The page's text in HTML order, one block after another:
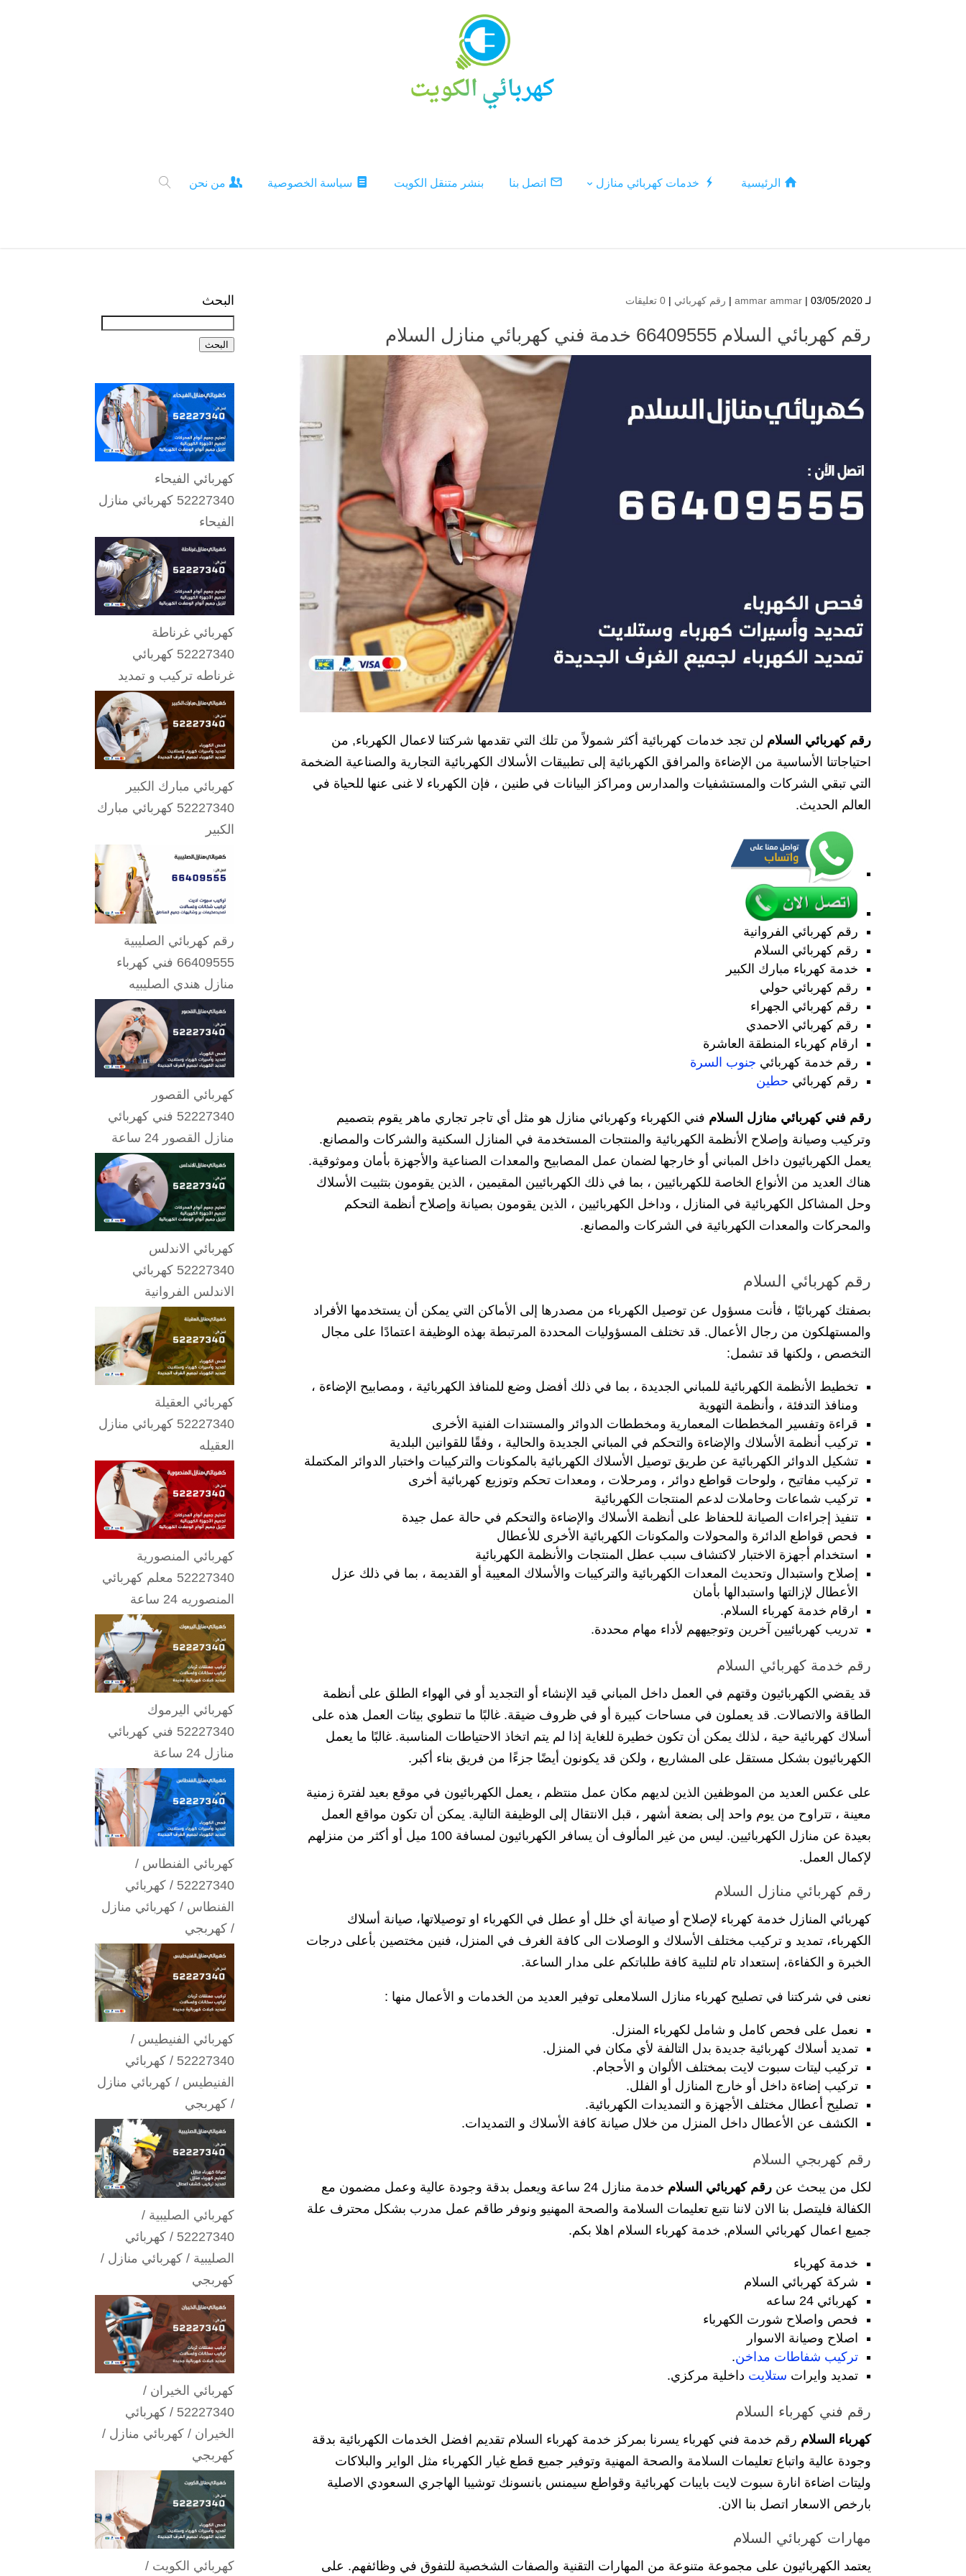
الرئيسية خدمات كهربائي منازل اتصل بنا بنشر متنقل الكويت سياسة الخصوصية من نحن
لـ ammar ammar | 03/05/2020 | رقم كهربائي | 0 تعليقات
رقم كهربائي السلام 66409555 خدمة فني كهربائي منازل السلام
رقم كهربائي السلام لن تجد خدمات كهربائية أكثر شمولاً من تلك التي تقدمها شركتنا لاعمال الكهرباء, من
احتياجاتنا الأساسية من الإضاءة والمرافق الكهربائية إلى تطبيقات الأسلاك الكهربائية التجارية والصناعية الضخمة
التي تبقي الشركات والمستشفيات والمدارس ومراكز البيانات في طنين ، فإن الكهرباء لا غنى عنها للحياة في
العالم الحديث.
رقم كهربائي الفروانية
رقم كهربائي السلام
خدمة كهرباء مبارك الكبير
رقم كهربائي حولي
رقم كهربائي الجهراء
رقم كهربائي الاحمدي
ارقام كهرباء المنطقة العاشرة
رقم خدمة كهربائي جنوب السرة
رقم كهربائي حطين
رقم فني كهربائي منازل السلام فني الكهرباء وكهربائي منازل هو مثل أي تاجر تجاري ماهر يقوم بتصميم
وتركيب وصيانة وإصلاح الأنظمة الكهربائية والمنتجات المستخدمة في المنازل السكنية والشركات والمصانع.
يعمل الكهربائيون داخل المباني أو خارجها لضمان عمل المصابيح والمعدات الصناعية والأجهزة بأمان وموثوقية.
هناك العديد من الأنواع الخاصة للكهربائيين ، بما في ذلك الكهربائيين المقيمين ، الذين يقومون بتثبيت الأسلاك
وحل المشاكل الكهربائية في المنازل ، وداخل الكهربائيين ، الذين يقومون بصيانة وإصلاح أنظمة التحكم
والمحركات والمعدات الكهربائية في الشركات والمصانع.
رقم كهربائي السلام
بصفتك كهربائيًا ، فأنت مسؤول عن توصيل الكهرباء من مصدرها إلى الأماكن التي يمكن أن يستخدمها الأفراد
والمستهلكون من رجال الأعمال. قد تختلف المسؤوليات المحددة المرتبطة بهذه الوظيفة اعتمادًا على مجال
التخصص ، ولكنها قد تشمل:
تخطيط الأنظمة الكهربائية للمباني الجديدة ، بما في ذلك أفضل وضع للمنافذ الكهربائية ، ومصابيح الإضاءة ،
ومنافذ التدفئة ، وأنظمة التهوية
قراءة وتفسير المخططات المعمارية ومخططات الدوائر والمستندات الفنية الأخرى
تركيب أنظمة الأسلاك والإضاءة والتحكم في المباني الجديدة والحالية ، وفقًا للقوانين البلدية
تشكيل الدوائر الكهربائية عن طريق توصيل الأسلاك الكهربائية بالمكونات والتركيبات واختبار الدوائر المكتملة
تركيب مفاتيح ، ولوحات قواطع دوائر ، ومرحلات ، ومعدات تحكم وتوزيع كهربائية أخرى
تركيب شماعات وحاملات لدعم المنتجات الكهربائية
تنفيذ إجراءات الصيانة للحفاظ على أنظمة الأسلاك والإضاءة والتحكم في حالة عمل جيدة
فحص قواطع الدائرة والمحولات والمكونات الكهربائية الأخرى للأعطال
استخدام أجهزة الاختبار لاكتشاف سبب عطل المنتجات والأنظمة الكهربائية
إصلاح واستبدال وتحديث المعدات الكهربائية والتركيبات والأسلاك المعيبة أو القديمة ، بما في ذلك عزل
الأعطال لإزالتها واستبدالها بأمان
ارقام خدمة كهرباء السلام.
تدريب كهربائيين آخرين وتوجيههم لأداء مهام محددة.
رقم خدمة كهربائي السلام
قد يقضي الكهربائيون وقتهم في العمل داخل المباني قيد الإنشاء أو التجديد أو في الهواء الطلق على أنظمة
الطاقة والاتصالات. قد يعملون في مساحات كبيرة أو في ظروف ضيقة. غالبًا ما تنطوي بيئات العمل هذه على
أسلاك كهربائية حية ، لذلك يمكن أن تكون خطيرة للغاية إذا لم يتم اتخاذ الاحتياطات المناسبة. غالبًا ما يعمل
الكهربائيون بشكل مستقل على المشاريع ، ولكن قد يكونون أيضًا جزءًا من فريق بناء أكبر.
على عكس العديد من الموظفين الذين لديهم مكان عمل منتظم ، يعمل الكهربائيون في موقع بعيد لفترة زمنية
معينة ، تتراوح من يوم واحد إلى بضعة أشهر ، قبل الانتقال إلى الوظيفة التالية. يمكن أن تكون مواقع العمل
بعيدة عن منازل الكهربائيين. ليس من غير المألوف أن يسافر الكهربائيون لمسافة 100 ميل أو أكثر من منزلهم
لإكمال العمل.
رقم كهربائي منازل السلام
كهربائي المنازل خدمة كهرباء لإصلاح أو صيانة أي خلل أو عطل في الكهرباء او توصيلاتها، صيانة أسلاك
الكهرباء، تمديد و تركيب مختلف الأسلاك و الوصلات الى كافة الغرف في المنزل، فنين مختصين بأعلى درجات
الخبرة و الكفاءة، إستعداد تام لتلبية كافة طلباتكم على مدار الساعة.
نعنى في شركتنا في تصليح كهرباء منازل السلامعلى توفير العديد من الخدمات و الأعمال منها :
نعمل على فحص كامل و شامل لكهرباء المنزل.
تمديد أسلاك كهربائية جديدة بدل التالفة لأي مكان في المنزل.
تركيب ليتات سبوت لايت بمختلف الألوان و الأحجام.
تركيب إضاءة داخل أو خارج المنازل أو الفلل.
تصليح أعطال مختلف الأجهزة و التمديدات الكهربائية.
الكشف عن الأعطال داخل المنزل من خلال صيانة كافة الأسلاك و التمديدات.
رقم كهربجي السلام
لكل من يبحث عن رقم كهربائي السلام
خدمة منازل 24 ساعة ويعمل بدقة وجودة عالية وعمل مضمون مع
الكفالة فليتصل بنا الان لاننا نتبع تعليمات السلامة والصحة المهنيو ونوفر طاقم عمل مدرب بشكل محترف علة
جميع اعمال كهربائي السلام, خدمة كهرباء السلام اهلا بكم.
خدمة كهرباء
شركة كهربائي السلام
كهربائي 24 ساعه
فحص واصلاح شورت الكهرباء
اصلاح وصيانة الاسوار
تركيب شفاطات مداخن.
تمديد وايرات ستلايت داخلية مركزي.
رقم فني كهرباء السلام
كهرباء السلام رقم خدمة فني كهرباء يسرنا بمركز خدمة كهرباء السلام تقديم افضل الخدمات الكهربائية بدقة
وجودة عالية واتباع تعليمات السلامة والصحة المهنية وتوفير جميع قطع غيار الكهرباء مثل الواير والبلاكات
وليتات اضاءة انارة سبوت لايت بايبات كهربائية وقواطع سيمنس بانسونك توشيبا الهاجري السعودي الاصلية
بارخص الاسعار اتصل بنا الان.
مهارات كهربائي السلام
يعتمد الكهربائيون على مجموعة متنوعة من المهارات التقنية والصفات الشخصية للتفوق في وظائفهم. على
البحث
البحث
كهربائي الفيحاء
52227340 كهربائي منازل
الفيحاء
كهربائي غرناطة
52227340 كهربائي
غرناطه تركيب و تمديد
كهربائي مبارك الكبير
52227340 كهربائي مبارك
الكبير
رقم كهربائي الصليبية
66409555 فني كهرباء
منازل هندي الصليبيه
كهربائي القصور
52227340 فني كهربائي
منازل القصور 24 ساعة
كهربائي الاندلس
52227340 كهربائي
الاندلس الفروانية
كهربائي العقيلة
52227340 كهربائي منازل
العقيله
كهربائي المنصورية
52227340 معلم كهربائي
المنصوريه 24 ساعة
كهربائي اليرموك
52227340 فني كهربائي
منازل 24 ساعة
كهربائي الفنطاس /
52227340 / كهربائي
الفنطاس / كهربائي منازل
/ كهربجي
كهربائي الفنيطيس /
52227340 / كهربائي
الفنيطيس / كهربائي منازل
/ كهربجي
كهربائي الصليبية /
52227340 / كهربائي
الصليبية / كهربائي منازل /
كهربجي
كهربائي الخيران /
52227340 / كهربائي
الخيران / كهربائي منازل /
كهربجي
كهربائي الكويت /